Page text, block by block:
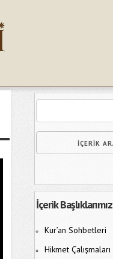
İçerik Başlıklarımız
Kur’an Sohbetleri
Hikmet Çalışmaları